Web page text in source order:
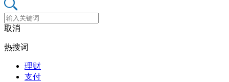
取消
热搜词
理财
支付